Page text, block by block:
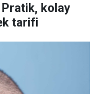
Pratik, kolay
tarifi